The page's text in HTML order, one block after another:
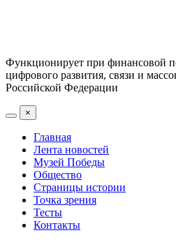
Функционирует при финансовой
цифрового развития, связи и
Российской Федерации
×
Главная
Лента новостей
Музей Победы
Общество
Страницы истории
Точка зрения
Тесты
Контакты